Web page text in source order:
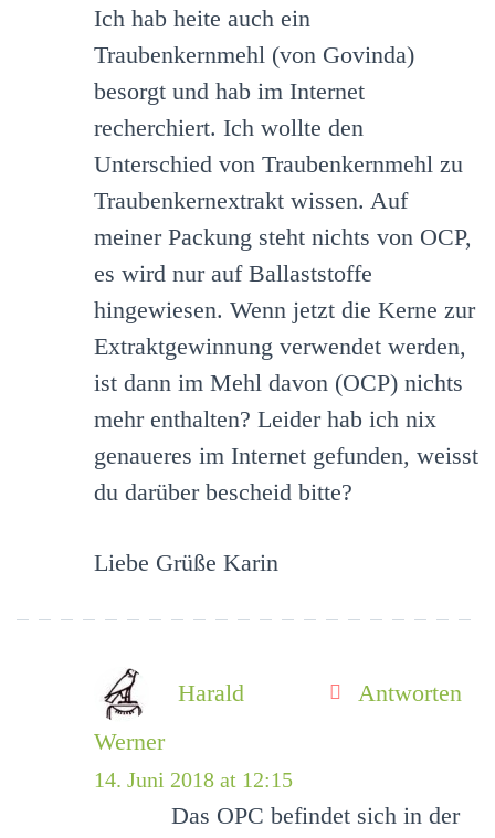
Ich hab heite auch ein
Traubenkernmehl (von Govinda)
besorgt und hab im Internet
recherchiert. Ich wollte den
Unterschied von Traubenkernmehl zu
Traubenkernextrakt wissen. Auf
meiner Packung steht nichts von OCP,
es wird nur auf Ballaststoffe
hingewiesen. Wenn jetzt die Kerne zur
Extraktgewinnung verwendet werden,
ist dann im Mehl davon (OCP) nichts
mehr enthalten? Leider hab ich nix
genaueres im Internet gefunden, weisst
du darüber bescheid bitte?
Liebe Grüße Karin
Harald
Werner
14. Juni 2018 at 12:15
Antworten
Das OPC befindet sich in der